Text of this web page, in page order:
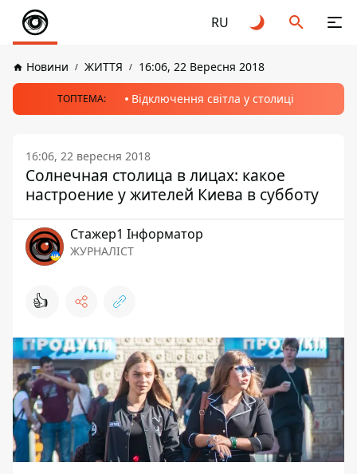
RU
Новини ЖИТТЯ 16:06, 22 Вересня 2018
ТОПТЕМА: Відключення світла у столиці
16:06, 22 вересня 2018
Солнечная столица в лицах: какое
настроение у жителей Киева в субботу
Стажер1 Інформатор
ЖУРНАЛІСТ
👍